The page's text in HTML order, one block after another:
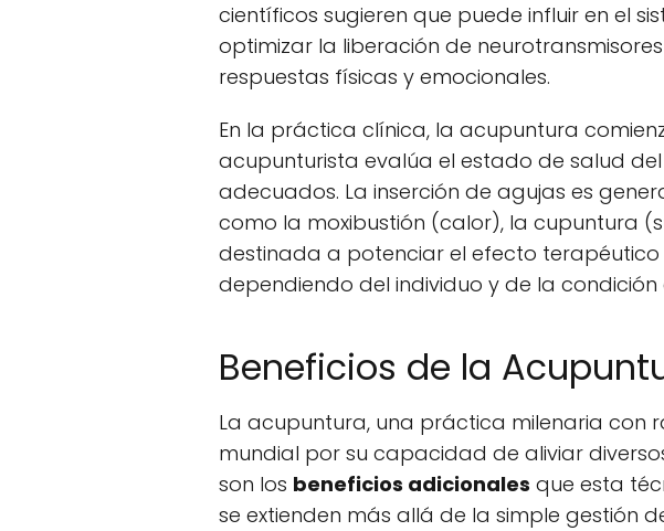
científicos sugieren que puede influir en el
optimizar la liberación de
respuestas físicas y emocionales.
En la práctica clínica, la acupuntura
acupunturista evalúa el estado de salud
adecuados. La inserción de agujas es
como la moxibustión (calor), la cupuntura
destinada a potenciar el efecto
dependiendo del individuo y de la
Beneficios de la
La acupuntura, una práctica milenaria con
mundial por su capacidad de aliviar
son los beneficios adicionales que esta
se extienden más allá de la simple gestión